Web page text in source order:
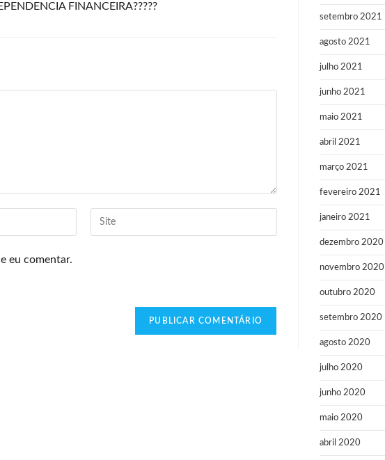
FINANCEIRA?????
eu comentar.
setembro 2021
agosto 2021
julho 2021
junho 2021
maio 2021
abril 2021
março 2021
fevereiro 2021
janeiro 2021
dezembro 2020
novembro 2020
outubro 2020
setembro 2020
agosto 2020
julho 2020
junho 2020
maio 2020
abril 2020